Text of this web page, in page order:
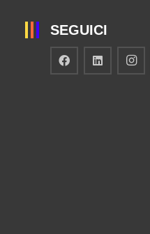
SEGUICI